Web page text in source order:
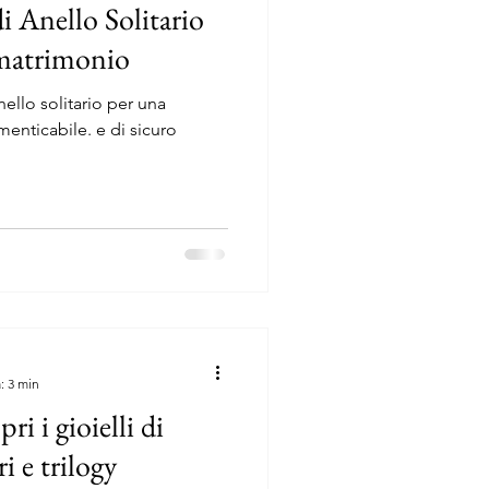
Anello Solitario
solitario per una
e di sicuro
i gioielli di
e trilogy
3 min